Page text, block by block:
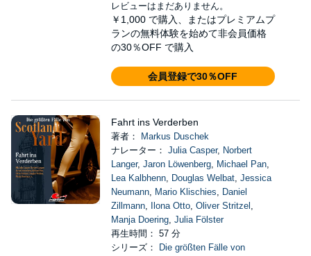
レビューはまだありません。
￥1,000 で購入、またはプレミアムプ
ランの無料体験を始めて非会員価格
の30％OFF で購入
会員登録で30％OFF
Fahrt ins Verderben
著者：
Markus Duschek
ナレーター： Julia Casper, Norbert
Langer, Jaron Löwenberg, Michael Pan,
Lea Kalbhenn, Douglas Welbat, Jessica
Neumann, Mario Klischies, Daniel
Zillmann, Ilona Otto, Oliver Stritzel ,
Manja Doering, Julia Fölster
再生時間： 57 分
シリーズ：
Die größten Fälle von